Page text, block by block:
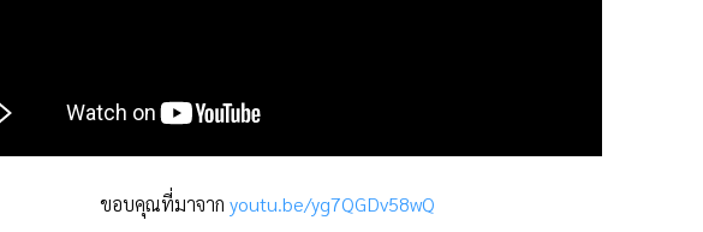
ขอบคุณที่มาจาก youtu.be/yg7QGDv58wQ